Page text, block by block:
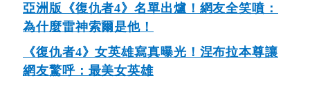
亞洲版《復仇者4》名單出爐！網友全笑噴：
為什麼雷神索爾是他！
《復仇者4》女英雄寫真曝光！涅布拉本尊讓
網友驚呼：最美女英雄